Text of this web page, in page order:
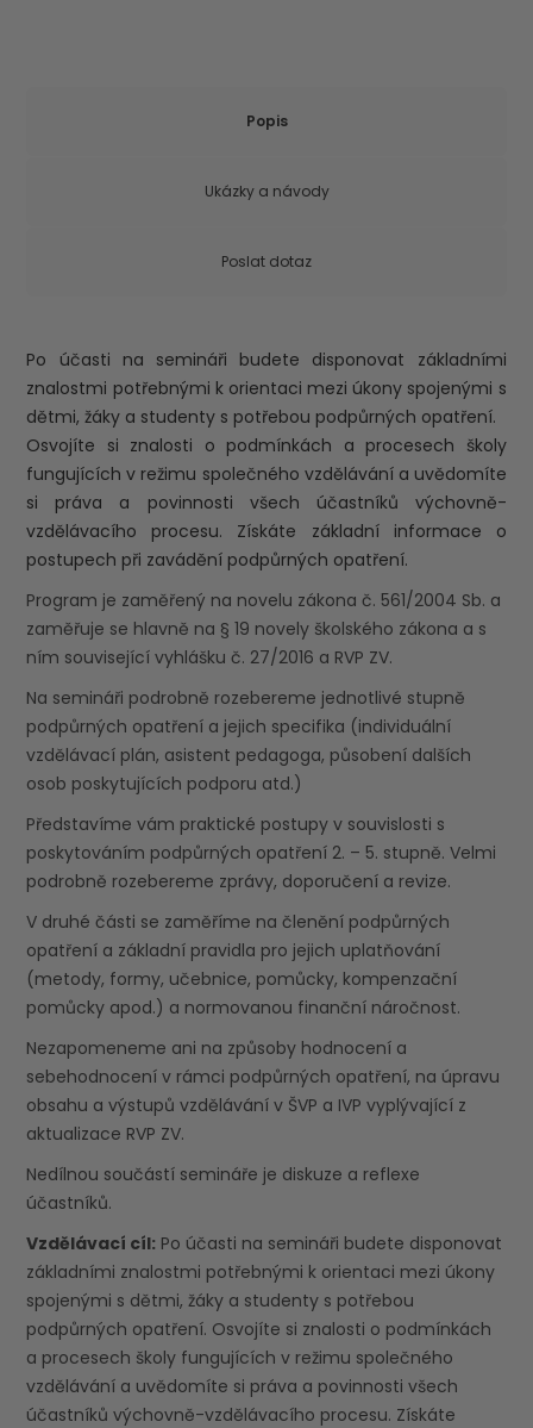
Popis
Ukázky a návody
Poslat dotaz
Po účasti na semináři budete disponovat základními
znalostmi potřebnými k orientaci mezi úkony spojenými s
dětmi, žáky a studenty s potřebou podpůrných opatření.
Osvojíte si znalosti o podmínkách a procesech školy
fungujících v režimu společného vzdělávání a uvědomíte
si práva a povinnosti všech účastníků výchovně-
vzdělávacího procesu. Získáte základní informace o
postupech při zavádění podpůrných opatření.
Program je zaměřený na novelu zákona č. 561/2004 Sb. a
zaměřuje se hlavně na § 19 novely školského zákona a s
ním související vyhlášku č. 27/2016 a RVP ZV.
Na semináři podrobně rozebereme jednotlivé stupně
podpůrných opatření a jejich specifika (individuální
vzdělávací plán, asistent pedagoga, působení dalších
osob poskytujících podporu atd.)
Představíme vám praktické postupy v souvislosti s
poskytováním podpůrných opatření 2. – 5. stupně. Velmi
podrobně rozebereme zprávy, doporučení a revize.
V druhé části se zaměříme na členění podpůrných
opatření a základní pravidla pro jejich uplatňování
(metody, formy, učebnice, pomůcky, kompenzační
pomůcky apod.) a normovanou finanční náročnost.
Nezapomeneme ani na způsoby hodnocení a
sebehodnocení v rámci podpůrných opatření, na úpravu
obsahu a výstupů vzdělávání v ŠVP a IVP vyplývající z
aktualizace RVP ZV.
Nedílnou součástí semináře je diskuze a reflexe
účastníků.
Vzdělávací cíl: Po účasti na semináři budete disponovat
základními znalostmi potřebnými k orientaci mezi úkony
spojenými s dětmi, žáky a studenty s potřebou
podpůrných opatření. Osvojíte si znalosti o podmínkách
a procesech školy fungujících v režimu společného
vzdělávání a uvědomíte si práva a povinnosti všech
účastníků výchovně-vzdělávacího procesu. Získáte